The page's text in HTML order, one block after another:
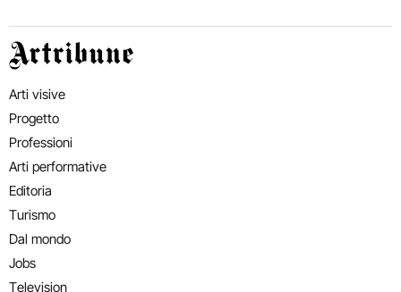
Artribune
Arti visive
Progetto
Professioni
Arti performative
Editoria
Turismo
Dal mondo
Jobs
Television